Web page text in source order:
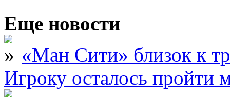
Еще новости
«Ман Сити» близок к
Игроку осталось